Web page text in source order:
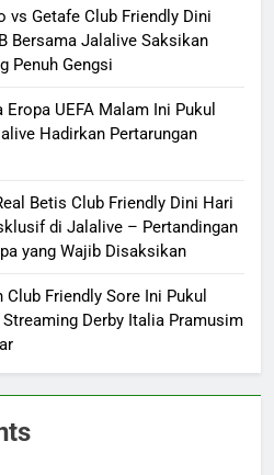
vs Getafe Club Friendly Dini
Bersama Jalalive Saksikan
Penuh Gengsi
Eropa UEFA Malam Ini Pukul
Hadirkan Pertarungan
Betis Club Friendly Dini Hari
di Jalalive – Pertandingan
yang Wajib Disaksikan
Friendly Sore Ini Pukul
Derby Italia Pramusim